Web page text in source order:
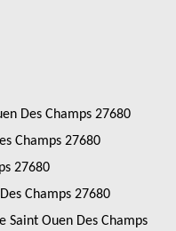
Des Champs 27680
Champs 27680
27680
Champs 27680
Saint Ouen Des Champs